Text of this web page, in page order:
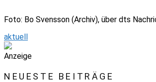
Foto: Bo Svensson (Archiv), über dts
aktuell
Anzeige
NEUESTE BEITRÄGE